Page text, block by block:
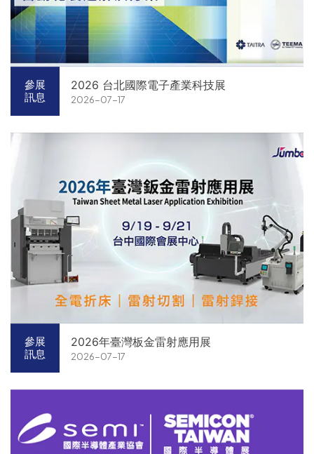
參展
訊息
2026 台北國際電子產業科技展
2026-07-17
參展
訊息
2026年臺灣板金雷射應用展
2026-07-17